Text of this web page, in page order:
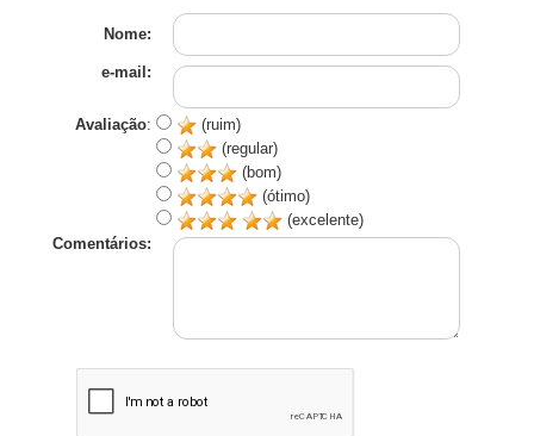
Nome:
e-mail:
Avaliação:
(ruim)
(regular)
(bom)
(ótimo)
(excelente)
Comentários: